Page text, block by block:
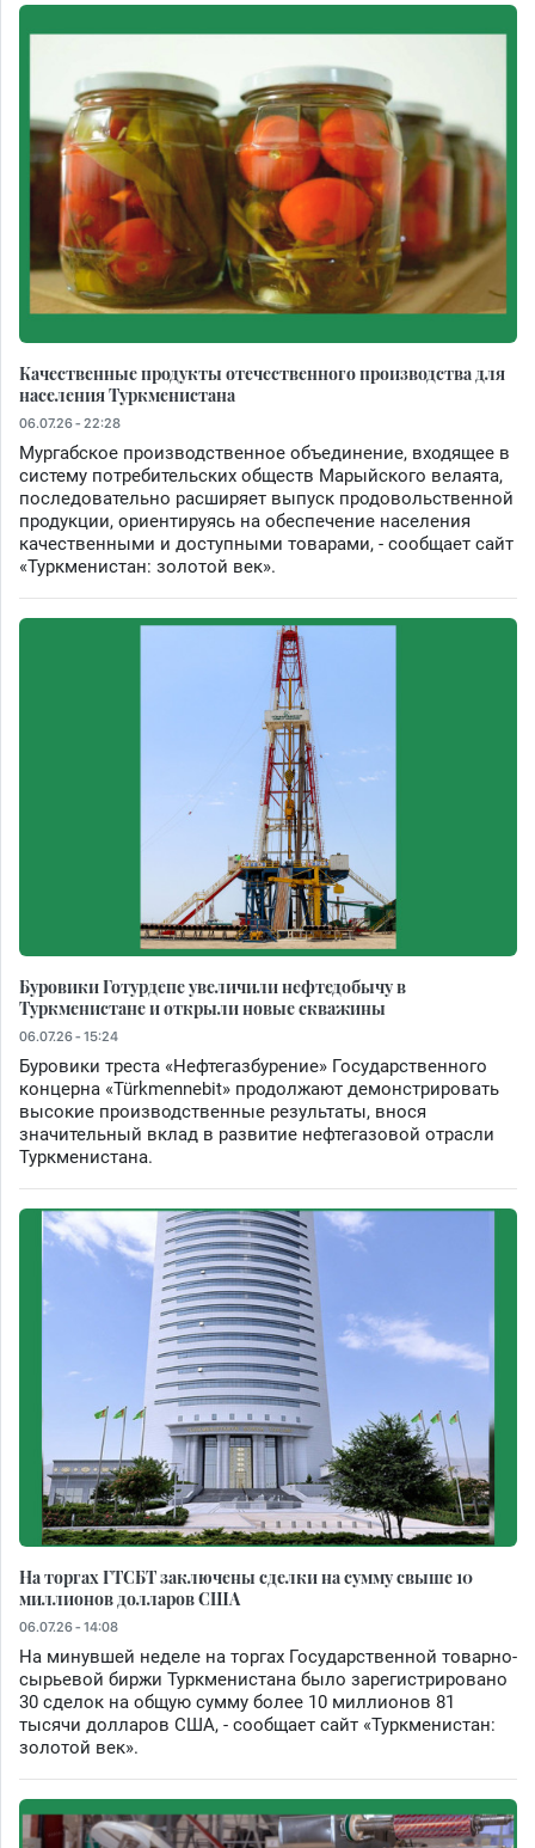
Качественные продукты отечественного производства для
населения Туркменистана
06.07.26 - 22:28
Мургабское производственное объединение, входящее в
систему потребительских обществ Марыйского велаята,
последовательно расширяет выпуск продовольственной
продукции, ориентируясь на обеспечение населения
качественными и доступными товарами, - сообщает сайт
«Туркменистан: золотой век».
Буровики Готурдепе увеличили нефтедобычу в
Туркменистане и открыли новые скважины
06.07.26 - 15:24
Буровики треста «Нефтегазбурение» Государственного
концерна «Türkmennebit» продолжают демонстрировать
высокие производственные результаты, внося
значительный вклад в развитие нефтегазовой отрасли
Туркменистана.
На торгах ГТСБТ заключены сделки на сумму свыше 10
миллионов долларов США
06.07.26 - 14:08
На минувшей неделе на торгах Государственной товарно-
сырьевой биржи Туркменистана было зарегистрировано
30 сделок на общую сумму более 10 миллионов 81
тысячи долларов США, - сообщает сайт «Туркменистан:
золотой век».